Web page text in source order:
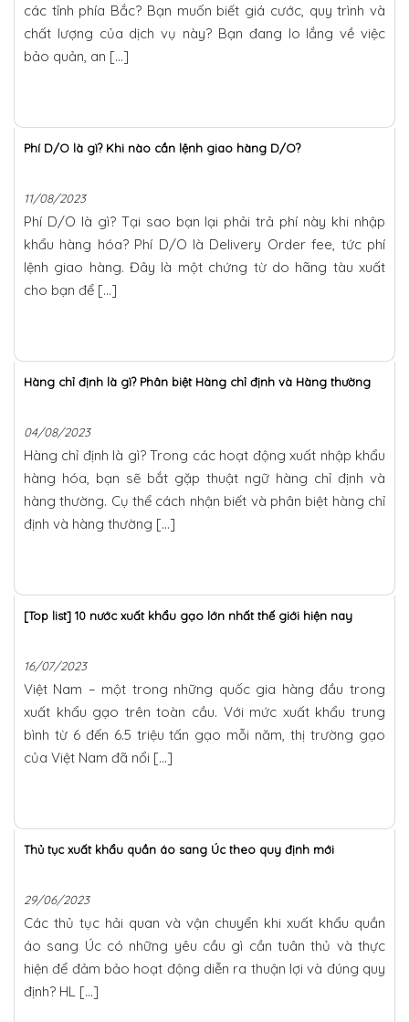
các tỉnh phía Bắc? Bạn muốn biết giá cước, quy trình và
chất lượng của dịch vụ này? Bạn đang lo lắng về việc
bảo quản, an […]
Phí D/O là gì? Khi nào cần lệnh giao hàng D/O?
11/08/2023
Phí D/O là gì? Tại sao bạn lại phải trả phí này khi nhập
khẩu hàng hóa? Phí D/O là Delivery Order fee, tức phí
lệnh giao hàng. Đây là một chứng từ do hãng tàu xuất
cho bạn để […]
Hàng chỉ định là gì? Phân biệt Hàng chỉ định và Hàng thường
04/08/2023
Hàng chỉ định là gì? Trong các hoạt động xuất nhập khẩu
hàng hóa, bạn sẽ bắt gặp thuật ngữ hàng chỉ định và
hàng thường. Cụ thể cách nhận biết và phân biệt hàng chỉ
định và hàng thường […]
[Top list] 10 nước xuất khẩu gạo lớn nhất thế giới hiện nay
16/07/2023
Việt Nam – một trong những quốc gia hàng đầu trong
xuất khẩu gạo trên toàn cầu. Với mức xuất khẩu trung
bình từ 6 đến 6.5 triệu tấn gạo mỗi năm, thị trường gạo
của Việt Nam đã nổi […]
Thủ tục xuất khẩu quần áo sang Úc theo quy định mới
29/06/2023
Các thủ tục hải quan và vận chuyển khi xuất khẩu quần
áo sang Úc có những yêu cầu gì cần tuân thủ và thực
hiện để đảm bảo hoạt động diễn ra thuận lợi và đúng quy
định? HL […]